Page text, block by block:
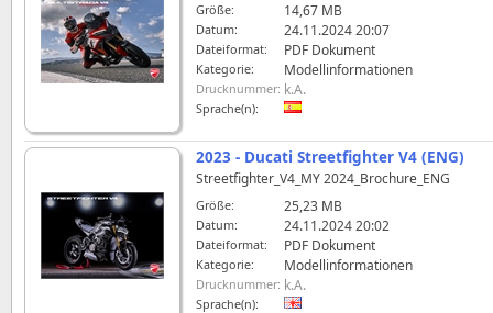
Größe: 14,67 MB
Datum: 24.11.2024 20:07
Dateiformat: PDF Dokument
Kategorie: Modellinformationen
Drucknummer: k.A.
Sprache(n):
2023 - Ducati Streetfighter V4 (ENG)
Streetfighter_V4_MY 2024_Brochure_ENG
Größe: 25,23 MB
Datum: 24.11.2024 20:02
Dateiformat: PDF Dokument
Kategorie: Modellinformationen
Drucknummer: k.A.
Sprache(n):